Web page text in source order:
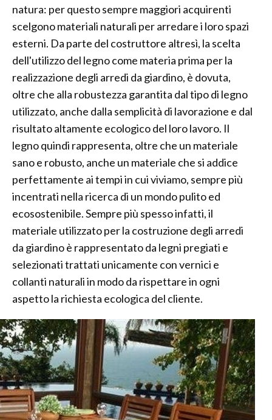
natura: per questo sempre maggiori acquirenti
scelgono materiali naturali per arredare i loro spazi
esterni. Da parte del costruttore altresì, la scelta
dell'utilizzo del legno come materia prima per la
realizzazione degli arredi da giardino, è dovuta,
oltre che alla robustezza garantita dal tipo di legno
utilizzato, anche dalla semplicità di lavorazione e dal
risultato altamente ecologico del loro lavoro. Il
legno quindi rappresenta, oltre che un materiale
sano e robusto, anche un materiale che si addice
perfettamente ai tempi in cui viviamo, sempre più
incentrati nella ricerca di un mondo pulito ed
ecosostenibile. Sempre più spesso infatti, il
materiale utilizzato per la costruzione degli arredi
da giardino è rappresentato da legni pregiati e
selezionati trattati unicamente con vernici e
collanti naturali in modo da rispettare in ogni
aspetto la richiesta ecologica del cliente.